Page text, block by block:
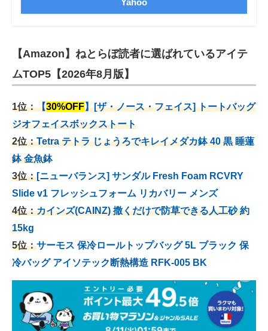
【Amazon】ねとらぼ読者に選ばれているアイテ
ムTOP5【2026年8月版】
1位：【30%OFF】[ザ・ノース・フェイス] トートバッグ
ジオフェイスボックストート
2位：Tetra テトラ じょうろでキレイメダカ鉢 40 黒 睡蓮
鉢 金魚鉢
3位：[ニューバランス] サンダル Fresh Foam RCVRY
Slide v1 フレッシュフォーム リカバリー メンズ
4位：カインズ(CAINZ) 撒くだけで防草できる人工砂 約
15kg
5位：サーモス 保冷ロールトップバッグ 5L ブラック 保
冷バッグ アイソテック断熱構造 RFK-005 BK